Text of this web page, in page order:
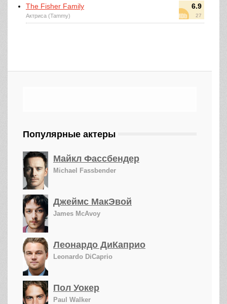
6.9
27
The Fisher Family
Актриса (Tammy)
Популярные актеры
Майкл Фассбендер
Michael Fassbender
Джеймс МакЭвой
James McAvoy
Леонардо ДиКаприо
Leonardo DiCaprio
Пол Уокер
Paul Walker